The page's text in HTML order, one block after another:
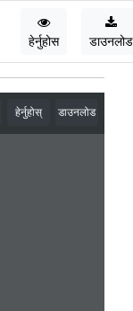
हेर्नुहोस डाउनलोड